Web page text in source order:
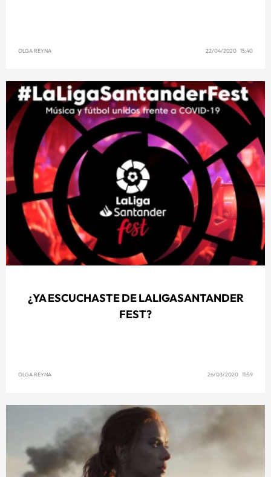
OLGA REYNA 22/04/2020 15:40
¿YA ESCUCHASTE DE LALIGASANTANDER
FEST?
OLGA REYNA 26/03/2020 11:59